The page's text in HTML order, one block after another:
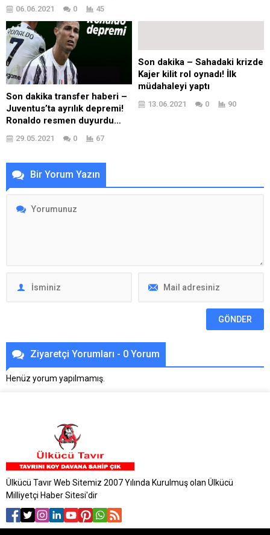
06.06.2021 0 45
Son dakika transfer haberi –
Juventus’ta ayrılık depremi!
Ronaldo resmen duyurdu…
29.05.2021 0 67
Son dakika – Sahadaki krizde
Kajer kilit rol oynadı! İlk
müdahaleyi yaptı
13.06.2021 0 90
Bir Yorum Yazın
Ziyaretçi Yorumları - 0 Yorum
Henüz yorum yapılmamış.
Ülkücü Tavır Web Sitemiz 2007 Yılında Kurulmuş olan Ülkücü
Milliyetçi Haber Sitesi'dir